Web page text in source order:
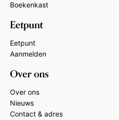
Boekenkast
Eetpunt
Eetpunt
Aanmelden
Over ons
Over ons
Nieuws
Contact & adres